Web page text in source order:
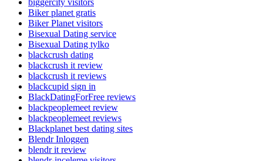
Biker planet gratis
Biker Planet visitors
Bisexual Dating service
Bisexual Dating tylko
blackcrush dating
blackcrush it review
blackcrush it reviews
blackcupid sign in
BlackDatingForFree reviews
blackpeoplemeet review
blackpeoplemeet reviews
Blackplanet best dating sites
Blendr Inloggen
blendr it review